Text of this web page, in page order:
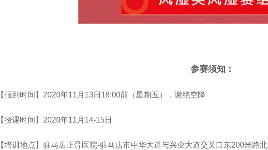
参赛须知：
【报到时间】 2020年11 月 13日 18:00前（星期五），谢绝空降
【授课时间】 2020年11 月 14-15日
【培训地点】驻马店正骨医院-驻马店市中华大道与兴业大道交叉口东200米路北